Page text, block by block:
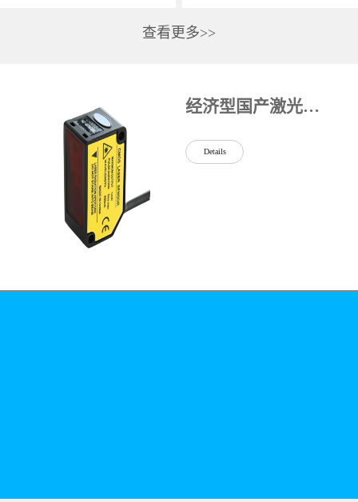
查看更多>>
经济型国产激光位移传感器HC-Q系列可替代Panasonic松下HG-C系列
Details
有